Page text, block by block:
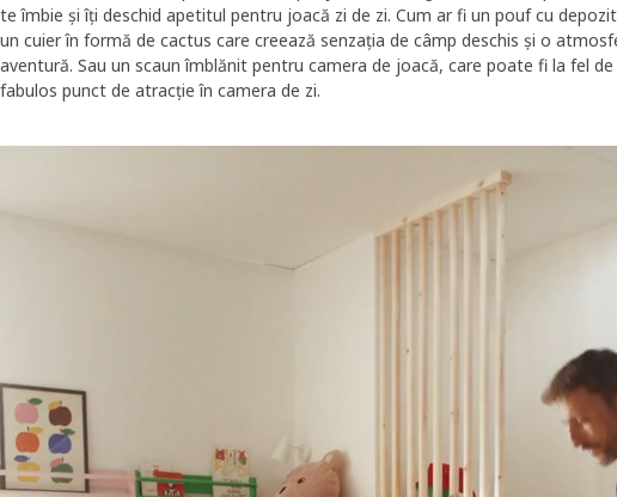
te îmbie și îți deschid apetitul pentru joacă zi de zi. Cum ar fi un pouf cu
un cuier în formă de cactus care creează senzația de câmp deschis și o
aventură. Sau un scaun îmblănit pentru camera de joacă, care poate fi la fel de
fabulos punct de atracție în camera de zi.